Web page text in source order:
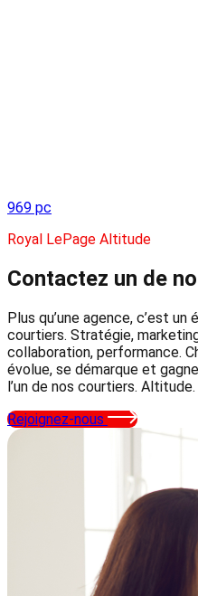
969 pc
Royal LePage Altitude
Contactez un de
Plus qu’une agence, c’est
courtiers. Stratégie,
collaboration, performance.
évolue, se démarque et
l’un de nos courtiers.
Rejoignez-nous